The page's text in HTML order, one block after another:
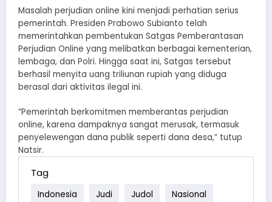
Masalah perjudian online kini menjadi perhatian serius
pemerintah. Presiden Prabowo Subianto telah
memerintahkan pembentukan Satgas Pemberantasan
Perjudian Online yang melibatkan berbagai kementerian,
lembaga, dan Polri. Hingga saat ini, Satgas tersebut
berhasil menyita uang triliunan rupiah yang diduga
berasal dari aktivitas ilegal ini.
“Pemerintah berkomitmen memberantas perjudian
online, karena dampaknya sangat merusak, termasuk
penyelewengan dana publik seperti dana desa,” tutup
Natsir.
Tag
Indonesia Judi Judol Nasional